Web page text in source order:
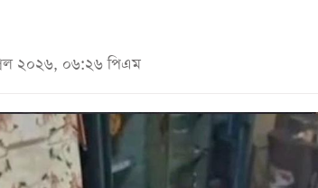
২০২৬, ০৬:২৬ পিএম